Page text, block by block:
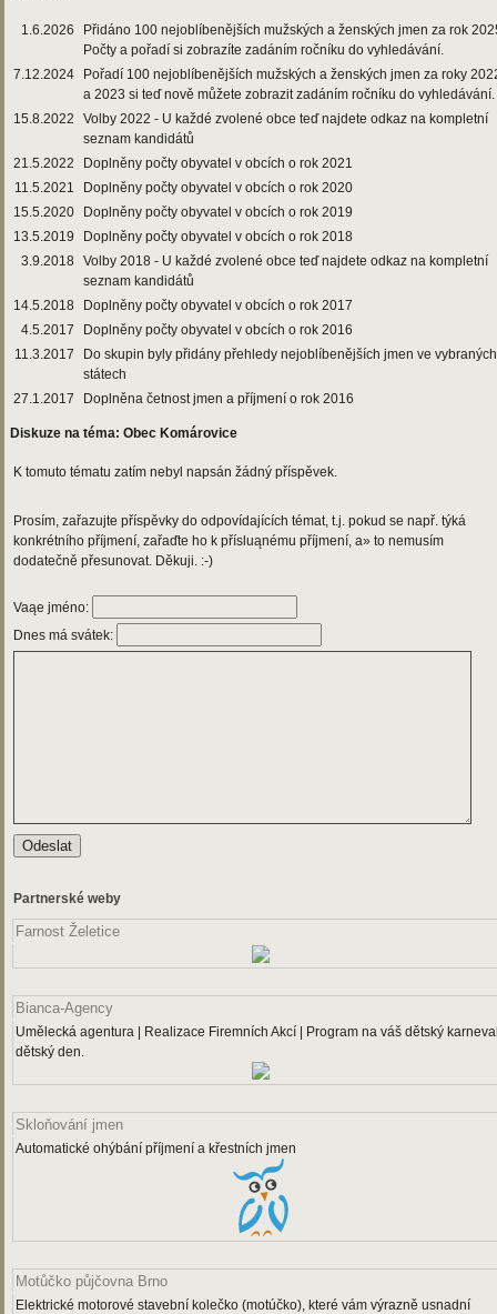
1.6.2026
Přidáno 100 nejoblíbenějších mužských a ženských jmen za rok
Počty a pořadí si zobrazíte zadáním ročníku do vyhledávání.
7.12.2024
Pořadí 100 nejoblíbenějších mužských a ženských jmen za roky
a 2023 si teď nově můžete zobrazit zadáním ročníku do vyhledávání.
15.8.2022
Volby 2022 - U každé zvolené obce teď najdete odkaz na kompletní
seznam kandidátů
21.5.2022
Doplněny počty obyvatel v obcích o rok 2021
11.5.2021
Doplněny počty obyvatel v obcích o rok 2020
15.5.2020
Doplněny počty obyvatel v obcích o rok 2019
13.5.2019
Doplněny počty obyvatel v obcích o rok 2018
3.9.2018 Volby 2018 - U každé zvolené obce teď najdete odkaz na kompletní
seznam kandidátů
14.5.2018
Doplněny počty obyvatel v obcích o rok 2017
4.5.2017
Doplněny počty obyvatel v obcích o rok 2016
11.3.2017
Do skupin byly přidány přehledy nejoblíbenějších jmen ve vybraných
státech
27.1.2017
Doplněna četnost jmen a příjmení o rok 2016
Diskuze na téma: Obec Komárovice
K tomuto tématu zatím nebyl napsán žádný příspěvek.
Prosím, zařazujte příspěvky do odpovídajících témat, t.j. pokud se např. týká
konkrétního příjmení, zařaďte ho k přísluąnému příjmení, a» to nemusím
dodatečně přesunovat. Děkuji. :-)
Vaąe jméno:
Dnes má svátek:
Partnerské weby
Farnost Želetice
Bianca-Agency
Umělecká agentura | Realizace Firemních Akcí | Program na váš dětský
dětský den.
Skloňování jmen
Automatické ohýbání příjmení a křestních jmen
Motůčko půjčovna Brno
Elektrické motorové stavební kolečko (motúčko), které vám výrazně usnadní